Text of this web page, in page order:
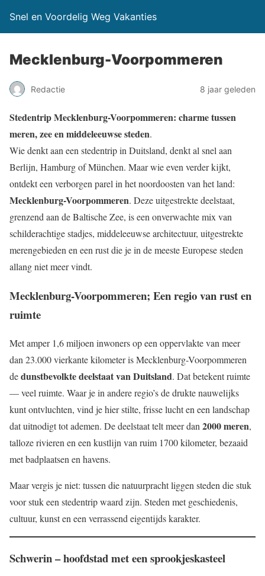
Snel en Voordelig Weg Vakanties
Mecklenburg-Voorpommeren
Redactie 8 jaar geleden
Stedentrip Mecklenburg-Voorpommeren: charme tussen
meren, zee en middeleeuwse steden.
Wie denkt aan een stedentrip in Duitsland, denkt al snel aan
Berlijn, Hamburg of München. Maar wie even verder kijkt,
ontdekt een verborgen parel in het noordoosten van het land:
Mecklenburg-Voorpommeren. Deze uitgestrekte deelstaat,
grenzend aan de Baltische Zee, is een onverwachte mix van
schilderachtige stadjes, middeleeuwse architectuur, uitgestrekte
merengebieden en een rust die je in de meeste Europese steden
allang niet meer vindt.
Mecklenburg-Voorpommeren; Een regio van rust en
ruimte
Met amper 1,6 miljoen inwoners op een oppervlakte van meer
dan 23.000 vierkante kilometer is Mecklenburg-Voorpommeren
dedunstbevolkte deelstaat van Duitsland. Dat betekent ruimte
— veel ruimte. Waar je in andere regio’s de drukte nauwelijks
kunt ontvluchten, vind je hier stilte, frisse lucht en een landschap
dat uitnodigt tot ademen. De deelstaat telt meer dan2000 meren,
talloze rivieren en een kustlijn van ruim 1700 kilometer, bezaaid
met badplaatsen en havens.
Maar vergis je niet: tussen die natuurpracht liggen steden die stuk
voor stuk een stedentrip waard zijn. Steden met geschiedenis,
cultuur, kunst en een verrassend eigentijds karakter.
Schwerin – hoofdstad met een sprookjeskasteel